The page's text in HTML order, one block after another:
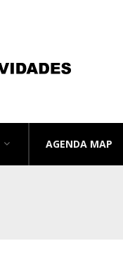
AGENDA MAP